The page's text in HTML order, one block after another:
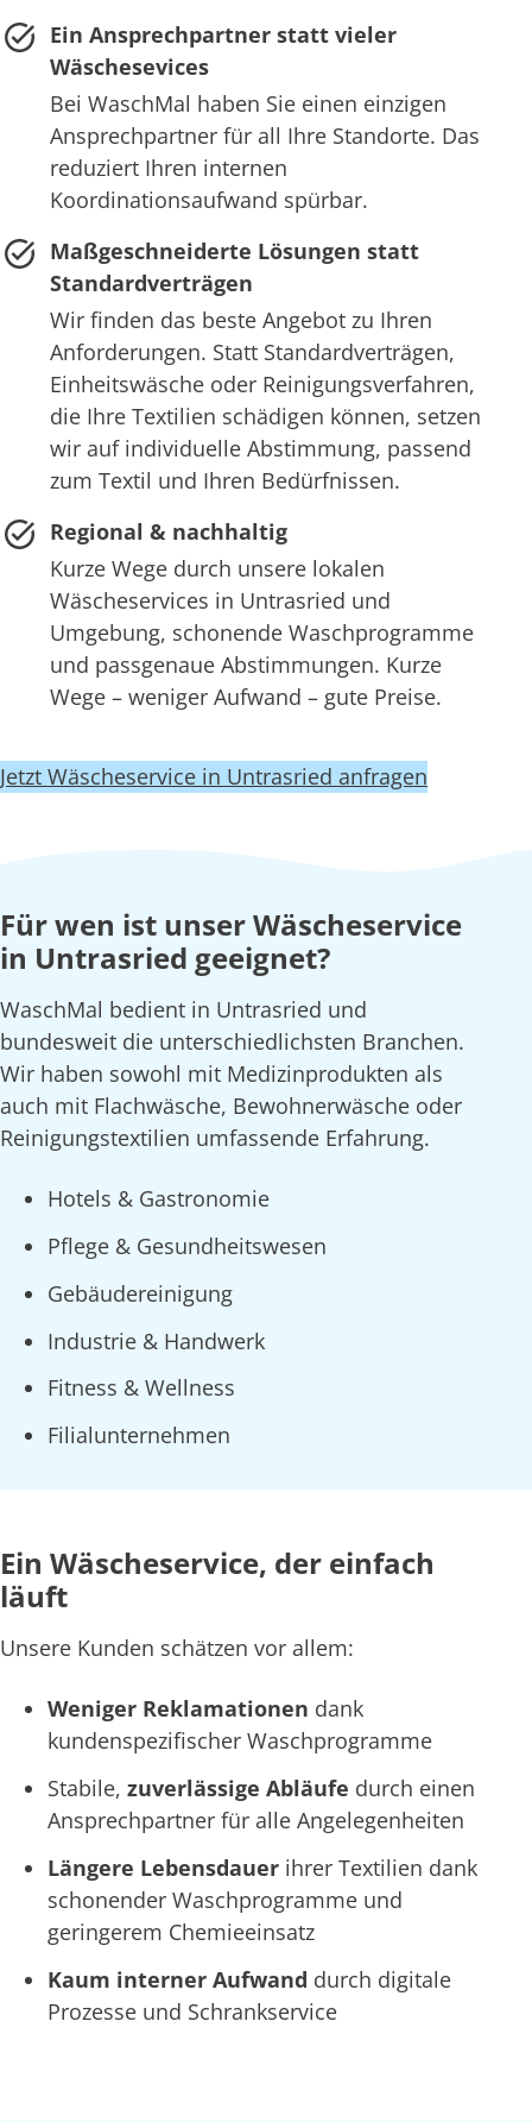
Ein Ansprechpartner statt vieler
Wäschesevices
Bei WaschMal haben Sie einen einzigen
Ansprechpartner für all Ihre Standorte. Das
reduziert Ihren internen
Koordinationsaufwand spürbar.
Maßgeschneiderte Lösungen statt
Standardverträgen
Wir finden das beste Angebot zu Ihren
Anforderungen. Statt Standardverträgen,
Einheitswäsche oder Reinigungsverfahren,
die Ihre Textilien schädigen können, setzen
wir auf individuelle Abstimmung, passend
zum Textil und Ihren Bedürfnissen.
Regional & nachhaltig
Kurze Wege durch unsere lokalen
Wäscheservices in Untrasried und
Umgebung, schonende Waschprogramme
und passgenaue Abstimmungen. Kurze
Wege – weniger Aufwand – gute Preise.
Jetzt Wäscheservice in Untrasried anfragen
Für wen ist unser Wäscheservice
in Untrasried geeignet?
WaschMal bedient in Untrasried und
bundesweit die unterschiedlichsten Branchen.
Wir haben sowohl mit Medizinprodukten als
auch mit Flachwäsche, Bewohnerwäsche oder
Reinigungstextilien umfassende Erfahrung.
Hotels & Gastronomie
Pflege & Gesundheitswesen
Gebäudereinigung
Industrie & Handwerk
Fitness & Wellness
Filialunternehmen
Ein Wäscheservice, der einfach
läuft
Unsere Kunden schätzen vor allem:
Weniger Reklamationen dank
kundenspezifischer Waschprogramme
Stabile, zuverlässige Abläufe durch einen
Ansprechpartner für alle Angelegenheiten
Längere Lebensdauer ihrer Textilien dank
schonender Waschprogramme und
geringerem Chemieeinsatz
Kaum interner Aufwand durch digitale
Prozesse und Schrankservice